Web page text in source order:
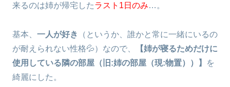
来るのは姉が帰宅したラスト1日のみ…。
基本、 一人が好き
（というか、誰かと常に一緒にいるの
が耐えられない性格💦）なので、
【姉が寝るためだけに
使用している隣の部屋（旧:姉の部屋（現:物置））】
を
綺麗にした。